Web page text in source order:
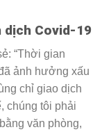
Covid-19
“Thời gian
ảnh hưởng xấu
chỉ giao dịch
chúng tôi phải
văn phòng,